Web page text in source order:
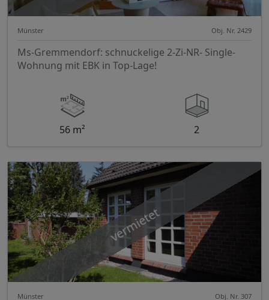
Münster Obj. Nr. 2429
Ms-Gremmendorf: schnuckelige 2-Zi-NR- Single-
Wohnung mit EBK in Top-Lage!
56 m² 2
vermietet
Münster Obj. Nr. 307